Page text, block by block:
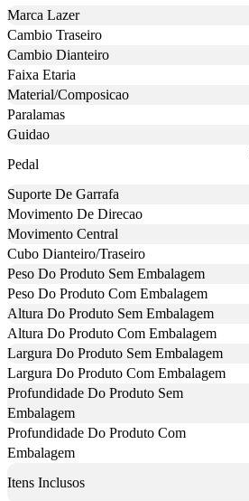
Marca Lazer
Cambio Traseiro
Cambio Dianteiro
Faixa Etaria
Material/Composicao
Paralamas
Guidao
Pedal
Suporte De Garrafa
Movimento De Direcao
Movimento Central
Cubo Dianteiro/Traseiro
Peso Do Produto Sem Embalagem
Peso Do Produto Com Embalagem
Altura Do Produto Sem Embalagem
Altura Do Produto Com Embalagem
Largura Do Produto Sem Embalagem
Largura Do Produto Com Embalagem
Profundidade Do Produto Sem
Embalagem
Profundidade Do Produto Com
Embalagem
Itens Inclusos